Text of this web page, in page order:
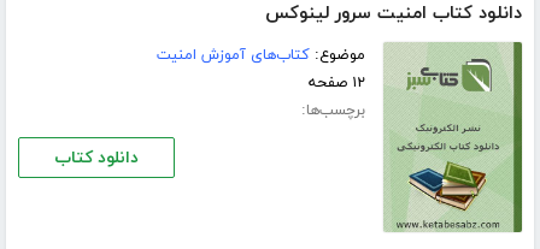
دانلود کتاب امنیت سرور لینوکس
موضوع:کتاب‌های آموزش امنیت
۱۲ صفحه
برچسب‌ها:
دانلود کتاب